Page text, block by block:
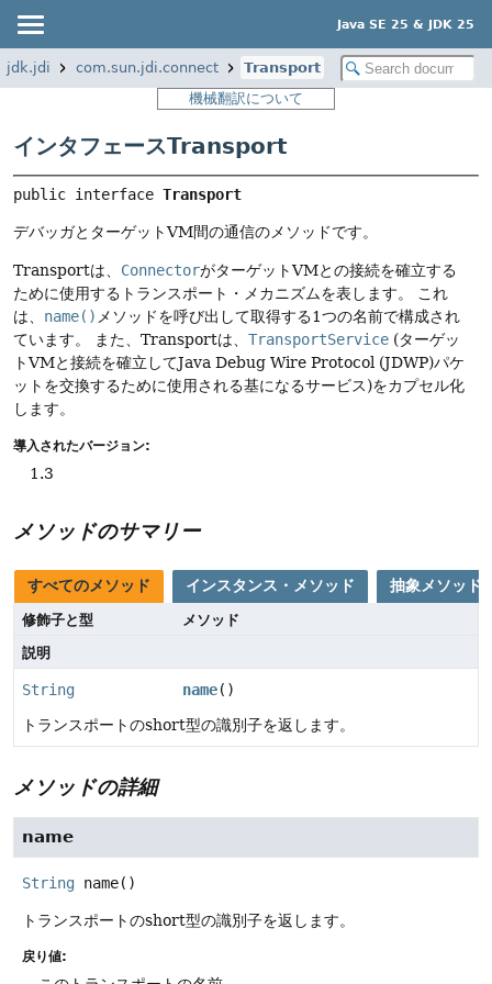
Java SE 25 & JDK 25
jdk.jdi com.sun.jdi.connect
Transport
機械翻訳について
インタフェースTransport
public interface Transport
デバッガとターゲットVM間の通信のメソッドです。
Transportは、 ConnectorがターゲットVMとの接続を確立する
ために使用するトランスポート・メカニズムを表します。
これ
は、 name() メソッドを呼び出して取得する1つの名前で構成され
ています。
また、Transportは、 TransportService (ターゲッ
トVMと接続を確立してJava Debug Wire Protocol (JDWP)パケ
ットを交換するために使用される基になるサービス)をカプセル化
します。
導入されたバージョン:
1.3
メソッドのサマリー
すべてのメソッド インスタンス・メソッド 抽象メソッド
修飾子と型
メソッド
説明
String name()
トランスポートのshort型の識別子を返します。
メソッドの詳細
name
String name()
トランスポートのshort型の識別子を返します。
戻り値: